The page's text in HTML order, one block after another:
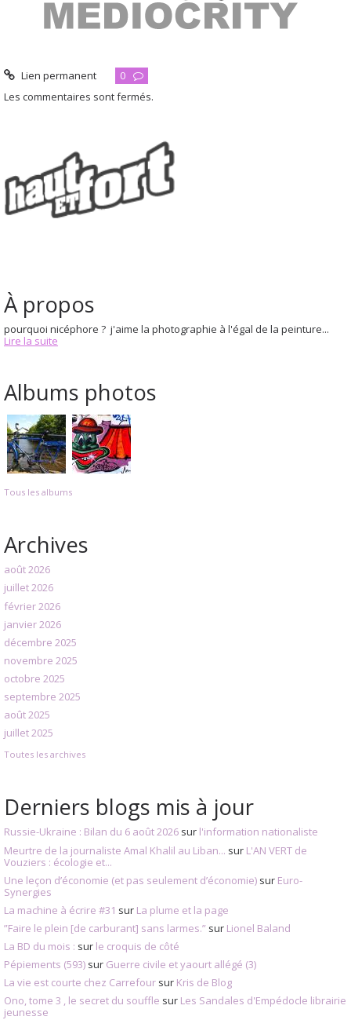
À propos
pourquoi nicéphore ? j'aime la photographie à l'égal de la peinture...
Lire la suite
Albums photos
Tous les albums
Archives
août 2026
juillet 2026
février 2026
janvier 2026
décembre 2025
novembre 2025
octobre 2025
septembre 2025
août 2025
juillet 2025
Toutes les archives
Derniers blogs mis à jour
Russie-Ukraine : Bilan du 6 août 2026 sur l'information nationaliste
Meurtre de la journaliste Amal Khalil au Liban... sur L'AN VERT de
Vouziers : écologie et...
Une leçon d’économie (et pas seulement d’économie) sur Euro-
Synergies
La machine à écrire #31 sur La plume et la page
”Faire le plein [de carburant] sans larmes.” sur Lionel Baland
La BD du mois : sur le croquis de côté
Pépiements (593) sur Guerre civile et yaourt allégé (3)
La vie est courte chez Carrefour sur Kris de Blog
Ono, tome 3 , le secret du souffle sur Les Sandales d'Empédocle librairie
jeunesse
Lien permanent
0
Les commentaires sont fermés.